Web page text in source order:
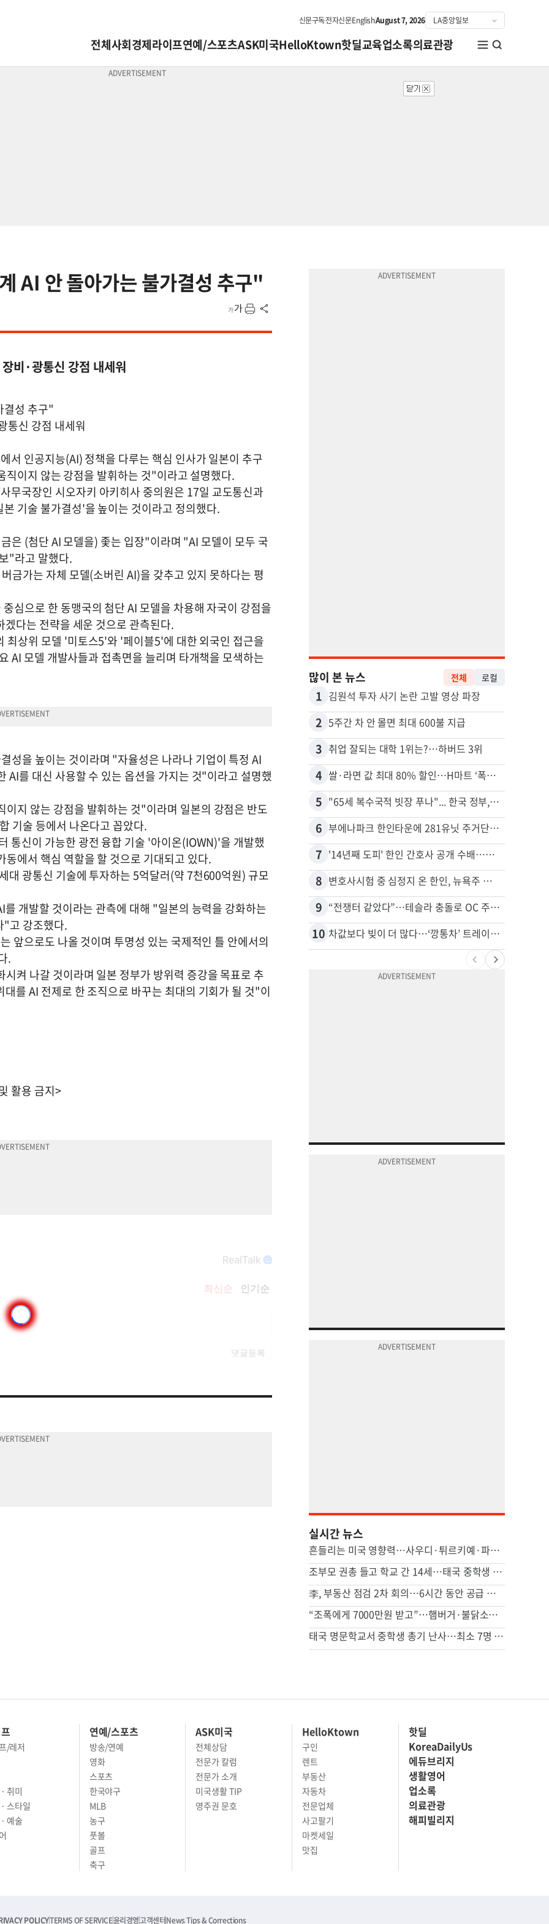
신문구독전자신문EnglishAugust 7, 2026
전체사회경제라이프연예/스포츠ASK미국HelloKtown핫딜교육업소록의료관광
AI 안 돌아가는 불가결성 추구"
비·광통신 강점 내세워
결성 추구"
통신 강점 내세워
서 인공지능(AI) 정책을 다루는 핵심 인사가 일본이 추구
이지 않는 강점을 발휘하는 것"이라고 설명했다.
무국장인 시오자키 아키히사 중의원은 17일 교도통신과
기술 불가결성'을 높이는 것이라고 정의했다.
은 (첨단 AI 모델을) 좇는 입장"이라며 "AI 모델이 모두 국
"라고 말했다.
금가는 자체 모델(소버린 AI)을 갖추고 있지 못하다는 평
심으로 한 동맹국의 첨단 AI 모델을 차용해 자국이 강점을
다는 전략을 세운 것으로 관측된다.
최상위 모델 '미토스5'와 '페이블5'에 대한 외국인 접근을
AI 모델 개발사들과 접촉면을 늘리며 타개책을 모색하는
성을 높이는 것이라며 "자율성은 나라나 기업이 특정 AI
AI를 대신 사용할 수 있는 옵션을 가지는 것"이라고 설명했
지 않는 강점을 발휘하는 것"이라며 일본의 강점은 반도
기술 등에서 나온다고 꼽았다.
통신이 가능한 광전 융합 기술 '아이온(IOWN)'을 개발했
에서 핵심 역할을 할 것으로 기대되고 있다.
대 광통신 기술에 투자하는 5억달러(약 7천600억원) 규모
개발할 것이라는 관측에 대해 "일본의 능력을 강화하는
"고 강조했다.
앞으로도 나올 것이며 투명성 있는 국제적인 틀 안에서의
.
켜 나갈 것이라며 일본 정부가 방위력 증강을 목표로 추
를 AI 전제로 한 조직으로 바꾸는 최대의 기회가 될 것"이
활용 금지>
많이 본 뉴스 전체 로컬
1 김원석 투자 사기 논란 고발 영상 파장
2 5주간 차 안 몰면 최대 600불 지급
3 취업 잘되는 대학 1위는?…하버드 3위
4 쌀·라면 값 최대 80% 할인…H마트 ‘폭탄 세일’
5 "65세 복수국적 빗장 푸나"... 한국 정부, 연령 완화 전면 추진
6 부에나파크 한인타운에 281유닛 주거단지 들어선다
7 '14년째 도피' 한인 간호사 공개 수배…메디케어 사기 유죄
8 변호사시험 중 심정지 온 한인, 뉴욕주 제소
9 “전쟁터 같았다”…테슬라 충돌로 OC 주택 4채 파손
10 차값보다 빚이 더 많다…‘깡통차’ 트레이드인 급증
실시간 뉴스
흔들리는 미국 영향력…사우디·튀르키예·파키스탄, 공동방위조약
조부모 권총 들고 학교 간 14세…태국 중학생 총기난사에 7명 숨져
李, 부동산 점검 2차 회의…6시간 동안 공급 지원책 집중 논의
“조폭에게 7000만원 받고”…햄버거·불닭소스 넣어준 교도관 징역 7년
태국 명문학교서 중학생 총기 난사…최소 7명 살해(종합2보)
/레저
취미
스타일
예술
연예/스포츠
방송/연예
영화
스포츠
한국야구
MLB
농구
풋볼
골프
축구
ASK미국
전체상담
전문가 칼럼
전문가 소개
미국생활 TIP
영주권 문호
HelloKtown
구인
렌트
부동산
자동차
전문업체
사고팔기
마켓세일
맛집
핫딜
KoreaDailyUs
에듀브리지
생활영어
업소록
의료관광
해피빌리지
POLICYTERMS OF SERVICE윤리경영고객센터News Tips & Corrections